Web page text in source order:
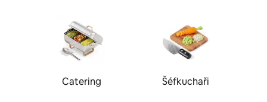
Catering Šéfkuchaři